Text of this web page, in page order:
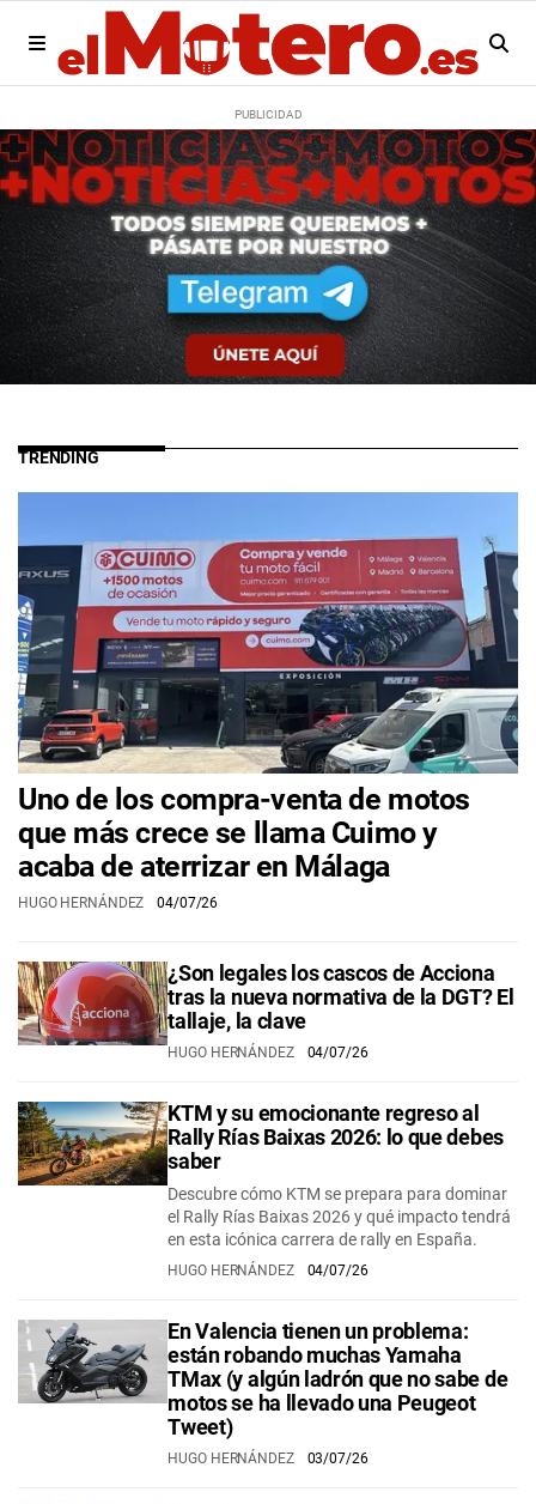
TRENDING
Uno de los compra-venta de motos
que más crece se llama Cuimo y
acaba de aterrizar en Málaga
HUGO HERNÁNDEZ 04/07/26
¿Son legales los cascos de Acciona
tras la nueva normativa de la DGT? El
tallaje, la clave
HUGO HERNÁNDEZ 04/07/26
KTM y su emocionante regreso al
Rally Rías Baixas 2026: lo que debes
saber
Descubre cómo KTM se prepara para dominar
el Rally Rías Baixas 2026 y qué impacto tendrá
en esta icónica carrera de rally en España.
HUGO HERNÁNDEZ 04/07/26
En Valencia tienen un problema:
están robando muchas Yamaha
TMax (y algún ladrón que no sabe de
motos se ha llevado una Peugeot
Tweet)
HUGO HERNÁNDEZ 03/07/26